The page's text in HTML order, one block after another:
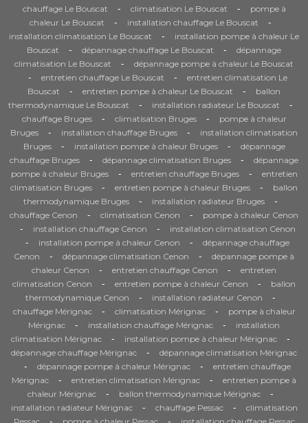
chauffage Le Bouscat - climatisation Le Bouscat -
pompe à
chaleur Le Bouscat
- installation chauffage Le Bouscat -
installation climatisation Le Bouscat -
installation pompe à chaleur Le
Bouscat
- dépannage chauffage Le Bouscat -
dépannage
climatisation Le Bouscat
- dépannage pompe à chaleur Le Bouscat
- entretien chauffage Le Bouscat -
entretien climatisation Le
Bouscat
- entretien pompe à chaleur Le Bouscat -
ballon
thermodynamique Le Bouscat
- installation radiateur Le Bouscat -
chauffage Bruges - climatisation Bruges -
pompe à chaleur
Bruges
- installation chauffage Bruges -
installation climatisation
Bruges
- installation pompe à chaleur Bruges -
dépannage
chauffage Bruges
- dépannage climatisation Bruges -
dépannage
pompe à chaleur Bruges
- entretien chauffage Bruges -
entretien
climatisation Bruges
- entretien pompe à chaleur Bruges -
ballon
thermodynamique Bruges
- installation radiateur Bruges -
chauffage Cenon - climatisation Cenon - pompe à chaleur Cenon
- installation chauffage Cenon - installation climatisation Cenon
- installation pompe à chaleur Cenon -
dépannage chauffage
Cenon
- dépannage climatisation Cenon -
dépannage pompe à
chaleur Cenon
- entretien chauffage Cenon -
entretien
climatisation Cenon
- entretien pompe à chaleur Cenon -
ballon
thermodynamique Cenon
- installation radiateur Cenon -
chauffage Mérignac - climatisation Mérignac -
pompe à chaleur
Mérignac
- installation chauffage Mérignac -
installation
climatisation Mérignac
- installation pompe à chaleur Mérignac -
dépannage chauffage Mérignac - dépannage climatisation Mérignac
- dépannage pompe à chaleur Mérignac -
entretien chauffage
Mérignac
- entretien climatisation Mérignac -
entretien pompe à
chaleur Mérignac
- ballon thermodynamique Mérignac -
installation radiateur Mérignac - chauffage Pessac -
climatisation